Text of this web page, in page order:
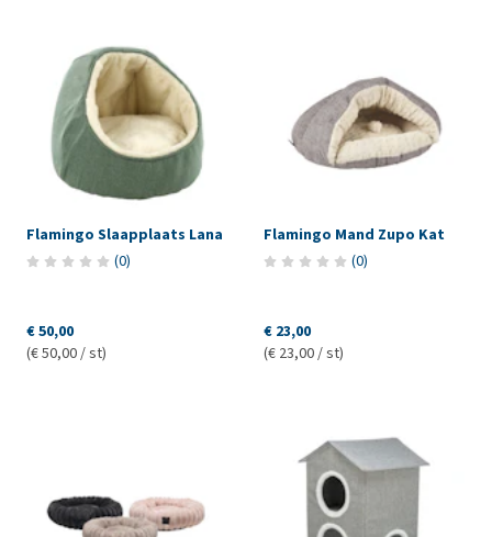
Flamingo Slaapplaats Lana
(0)
€ 50,00
(€ 50,00 / st)
Flamingo Mand Zupo Kat
(0)
€ 23,00
(€ 23,00 / st)